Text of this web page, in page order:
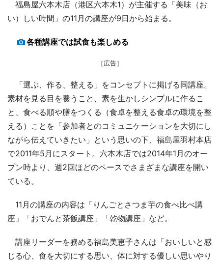
福島屋六本木店（港区六本木1）が主催する「美味（お
い）しい時間」の11月の講座が9日から始まる。
各種講座では試食も楽しめる
［広告］
「選ぶ、作る、整える」をコンセプトに掲げる同講座。
素材を見る目を養うこと、素を生かしシンプルに作るこ
と、食べる順や膳をつくる（食卓を整える食卓の環境を整
える）ことを「参加者とのコミュニケーションを大切にし
ながら伝えていきたい」という思いの下、福島屋羽村本店
で2011年5月にスタート。六本木店では2014年1月のオー
プン時より、週2回ほどのペースでさまざまな講座を開い
ている。
11月の講座の内容は「りんごとさつま芋の食べ比べ講
座」「おでんと茶飯講座」「乾物講座」など。
講座リーダーを務める福島美恵子さんは「おいしいと感
じる心、食を大切にする思い、体に対する優しい思いやり